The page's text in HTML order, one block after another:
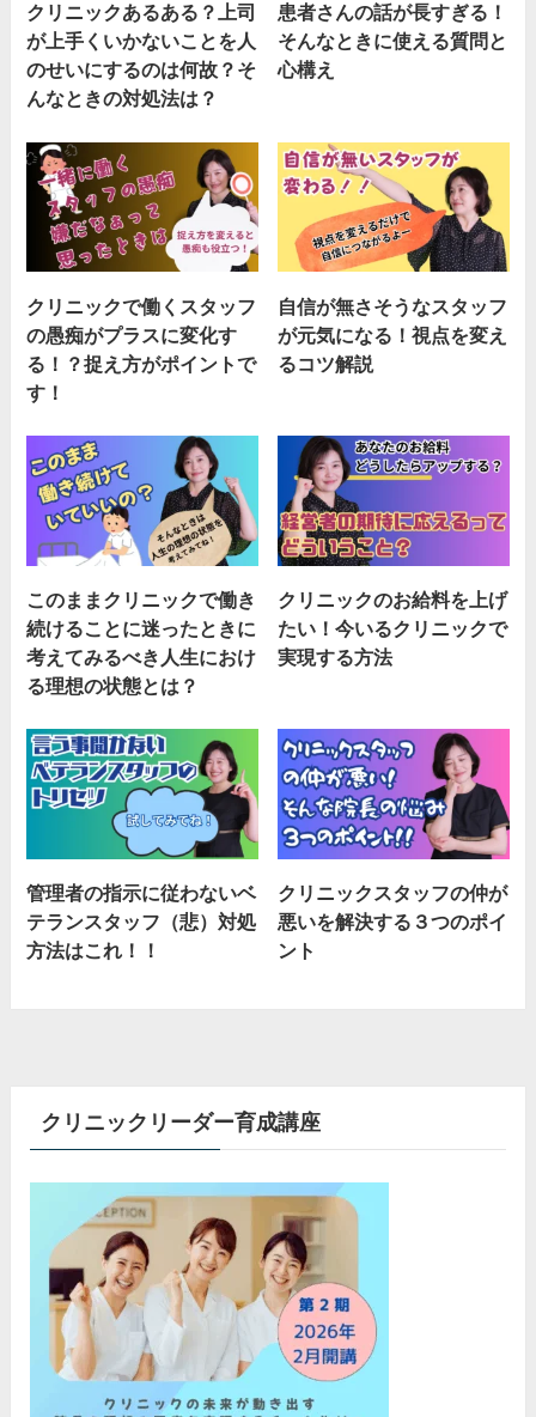
クリニックあるある？上司
が上手くいかないことを人
のせいにするのは何故？そ
んなときの対処法は？
患者さんの話が長すぎる！
そんなときに使える質問と
心構え
クリニックで働くスタッフ
の愚痴がプラスに変化す
る！？捉え方がポイントで
す！
自信が無さそうなスタッフ
が元気になる！視点を変え
るコツ解説
このままクリニックで働き
続けることに迷ったときに
考えてみるべき人生におけ
る理想の状態とは？
クリニックのお給料を上げ
たい！今いるクリニックで
実現する方法
管理者の指示に従わないベ
テランスタッフ（悲）対処
方法はこれ！！
クリニックスタッフの仲が
悪いを解決する３つのポイ
ント
クリニックリーダー育成講座